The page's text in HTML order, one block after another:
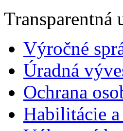
Transparentná
Výročné
Úradná
Ochrana
Habilitácie